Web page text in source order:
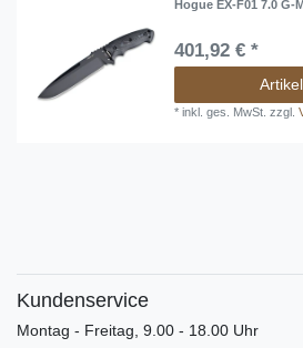
Hogue EX-F01 7.0 G-
401,92 € *
*inkl. ges. MwSt. zzgl.
Kundenservice
Montag - Freitag, 9.00 - 18.00 Uhr